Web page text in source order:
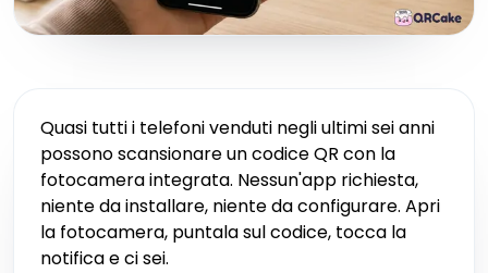
Quasi tutti i telefoni venduti negli ultimi sei anni
possono scansionare un codice QR con la
fotocamera integrata. Nessun'app richiesta,
niente da installare, niente da configurare. Apri
la fotocamera, puntala sul codice, tocca la
notifica e ci sei.